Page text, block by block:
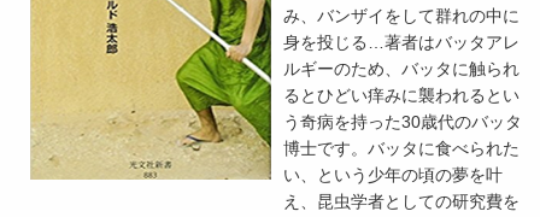
み、バンザイをして群れの中に
身を投じる…著者はバッタアレ
ルギーのため、バッタに触られ
るとひどい痒みに襲われるとい
う奇病を持った30歳代のバッタ
博士です。バッタに食べられた
い、という少年の頃の夢を叶
え、昆虫学者としての研究費を